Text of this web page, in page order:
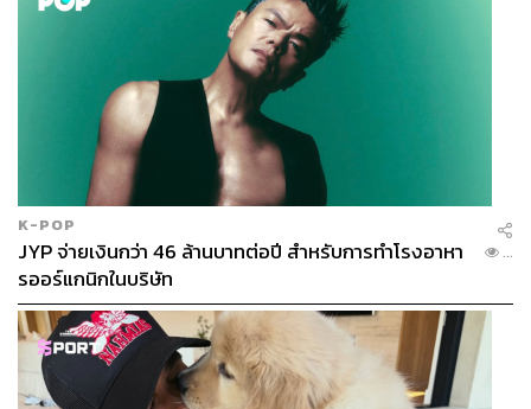
K-POP
JYP จ่ายเงินกว่า 46 ล้านบาทต่อปี สำหรับการทำโรงอาหา
รออร์แกนิกในบริษัท
...